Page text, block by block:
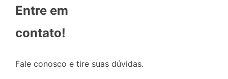
Entre em
contato!
Fale conosco e tire suas dúvidas.